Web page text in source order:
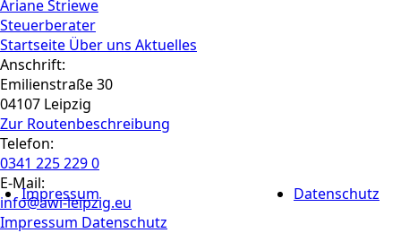
Impressum Datenschutz
Ariane Striewe
Steuerberater
Startseite Über uns Aktuelles
Anschrift:
Emilienstraße 30
04107 Leipzig
Zur Routen­beschreibung
Telefon:
0341 225 229 0
E-Mail:
info@awi-leipzig.eu
Impressum Datenschutz